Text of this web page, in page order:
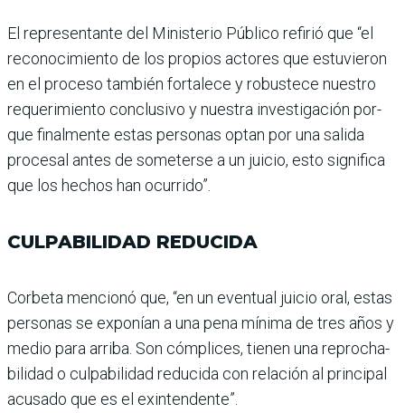
El representante del Minis­terio Público refirió que “el
reconocimiento de los pro­pios actores que estuvieron
en el proceso también for­talece y robustece nuestro
requerimiento conclusivo y nuestra investigación por­
que finalmente estas per­sonas optan por una salida
procesal antes de someterse a un juicio, esto significa
que los hechos han ocurrido”.
CULPABILIDAD REDUCIDA
Corbeta mencionó que, “en un eventual juicio oral, estas
personas se exponían a una pena mínima de tres años y
medio para arriba. Son cóm­plices, tienen una reprocha­
bilidad o culpabilidad redu­cida con relación al principal
acusado que es el exinten­dente”.